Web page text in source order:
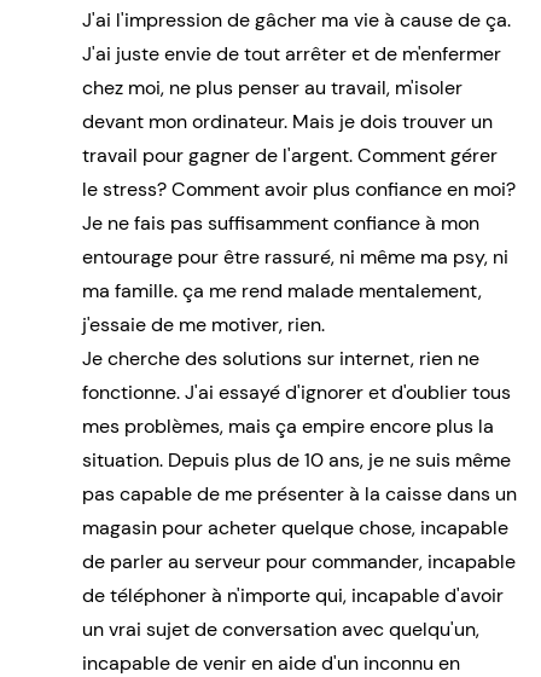
J'ai l'impression de gâcher ma vie à cause de ça.
J'ai juste envie de tout arrêter et de m'enfermer
chez moi, ne plus penser au travail, m'isoler
devant mon ordinateur. Mais je dois trouver un
travail pour gagner de l'argent. Comment gérer
le stress? Comment avoir plus confiance en moi?
Je ne fais pas suffisamment confiance à mon
entourage pour être rassuré, ni même ma psy, ni
ma famille. ça me rend malade mentalement,
j'essaie de me motiver, rien.
Je cherche des solutions sur internet, rien ne
fonctionne. J'ai essayé d'ignorer et d'oublier tous
mes problèmes, mais ça empire encore plus la
situation. Depuis plus de 10 ans, je ne suis même
pas capable de me présenter à la caisse dans un
magasin pour acheter quelque chose, incapable
de parler au serveur pour commander, incapable
de téléphoner à n'importe qui, incapable d'avoir
un vrai sujet de conversation avec quelqu'un,
incapable de venir en aide d'un inconnu en